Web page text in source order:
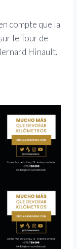
compte que la
le Tour de
Hinault.